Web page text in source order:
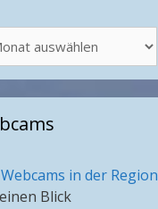
Webcams in der Region
Blick